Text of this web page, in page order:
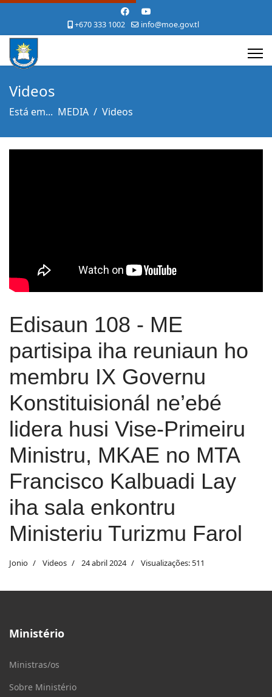
+670 333 1002 info@moe.gov.tl
Videos
Está em... MEDIA Videos
Edisaun 108 - ME
partisipa iha reuniaun ho
membru IX Governu
Konstituisionál ne’ebé
lidera husi Vise-Primeiru
Ministru, MKAE no MTA
Francisco Kalbuadi Lay
iha sala enkontru
Ministeriu Turizmu Farol
Jonio Videos 24 abril 2024 Visualizações: 511
Ministério
Ministras/os
Sobre Ministério